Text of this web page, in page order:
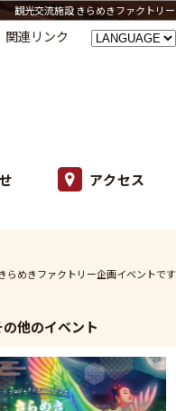
観光交流施設 きらめきファクトリー
アクセス
関連リンク
らめきファクトリー企画イベントです
の他のイベント